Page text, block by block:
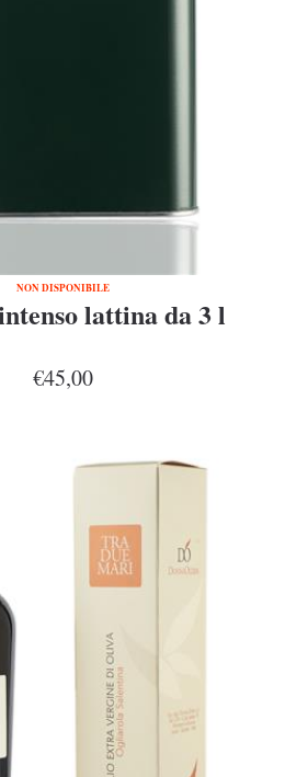
NON DISPONIBILE
lattina da 3 l
€45,00